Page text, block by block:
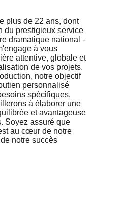
plus de 22 ans, dont
du prestigieux service
dramatique national -
à vous
attentive, globale et
de vos projets.
notre objectif
personnalisé
spécifiques.
à élaborer une
et avantageuse
Soyez assuré que
au cœur de notre
notre succès